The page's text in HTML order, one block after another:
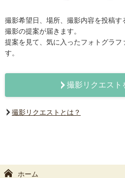
撮影希望日、場所、撮影内容を投稿す
撮影の提案が届きます。
提案を見て、気に入ったフォトグラ
す。
撮影リクエスト
撮影リクエストとは？
ホーム